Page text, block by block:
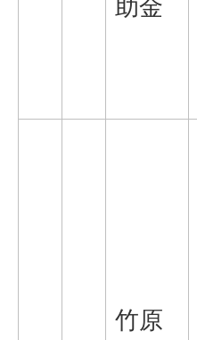
助金
竹原